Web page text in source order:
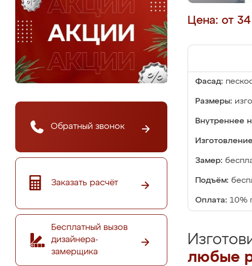
Обратный звонок
Заказать расчёт
Бесплатный вызов
дизайнера-
замерщика
Цена: от
Фасад:
Размеры:
Внутреннее
Замер:
Подъём:
Оплата: 10%
любые